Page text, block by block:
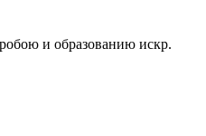
и образованию искр.